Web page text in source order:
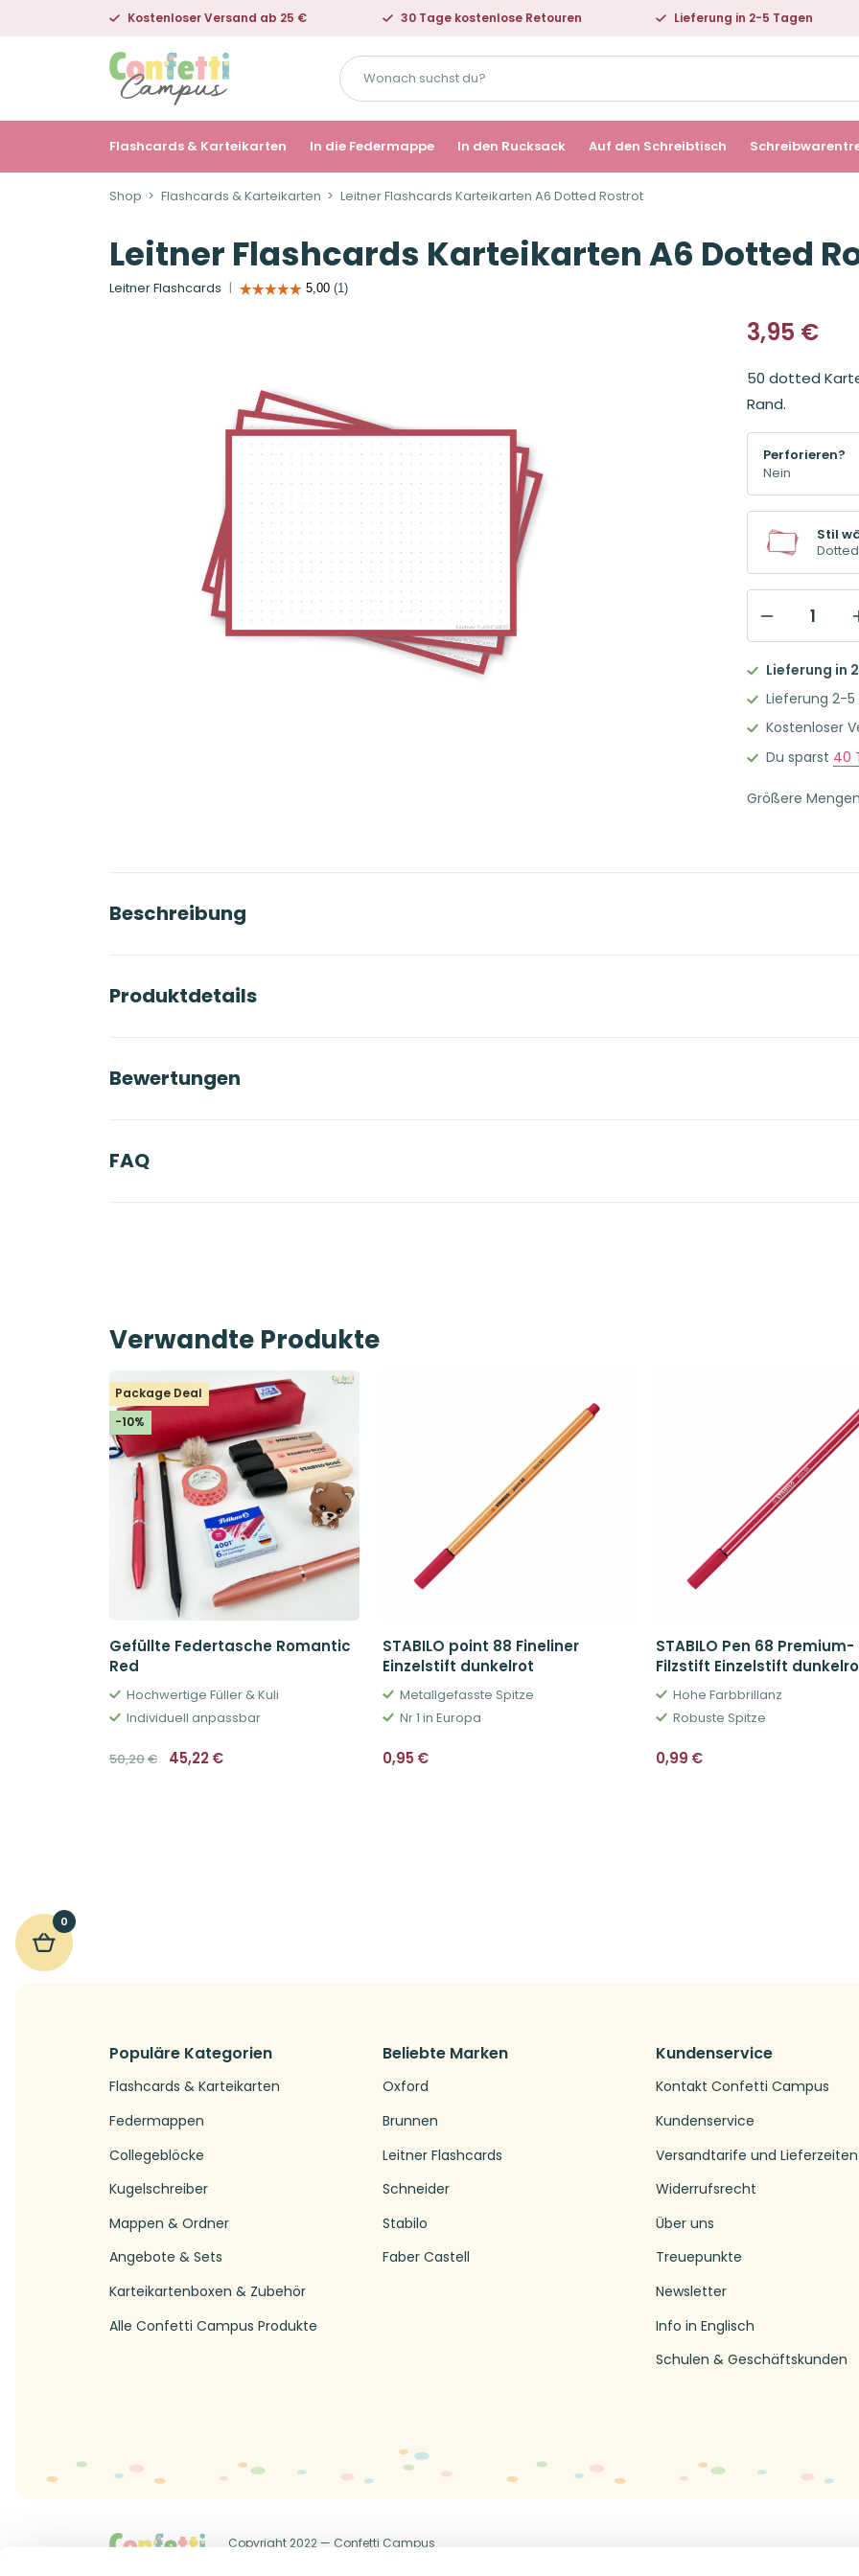
Kostenloser Versand ab 25 € 30 Tage kostenlose Retouren Lieferung in 2-5 Tagen
Wonach
suchst
du?
Flashcards & Karteikarten In die Federmappe In den Rucksack Auf den Schreibtisch
Shop Flashcards & Karteikarten Leitner Flashcards Karteikarten A6 Dotted Rostrot
Leitner Flashcards Karteikarten A6 Dotted
Leitner Flashcards
3,95 €
50 dotted
Rand.
Perforieren?
Stil
Karteikarten
A6
Dotted
Rostrot
Lieferung in
Lieferung 2-5
Kostenloser
Du sparst 40
Größere
Beschreibung
Produktdetails
Bewertungen
FAQ
Verwandte Produkte
Package Deal
-10%
Gefüllte Federtasche Romantic
Red
Hochwertige Füller & Kuli
Individuell anpassbar
50,20€ Ursprünglicher
Preis
45,22€
STABILO point 88 Fineliner
Einzelstift dunkelrot
Metallgefasste Spitze
Nr 1 in Europa
0,95 €
STABILO Pen 68 Premium-
Filzstift Einzelstift
Hohe Farbbrillanz
Robuste Spitze
0,99 €
0
Populäre Kategorien
Flashcards & Karteikarten
Federmappen
Collegeblöcke
Kugelschreiber
Mappen & Ordner
Angebote & Sets
Karteikartenboxen & Zubehör
Alle Confetti Campus Produkte
Beliebte Marken
Oxford
Brunnen
Leitner Flashcards
Schneider
Stabilo
Faber Castell
Kundenservice
Kontakt Confetti Campus
Kundenservice
Versandtarife und Lieferzeiten
Widerrufsrecht
Über uns
Treuepunkte
Newsletter
Info in Englisch
Schulen & Geschäftskunden
Copyright 2022 — Confetti Campus